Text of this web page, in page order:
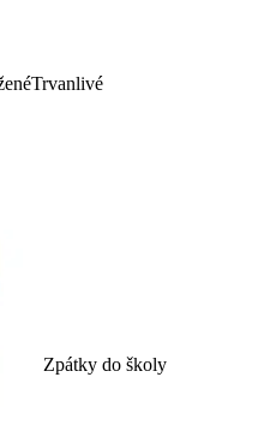
Trvanlivé
Zpátky do školy